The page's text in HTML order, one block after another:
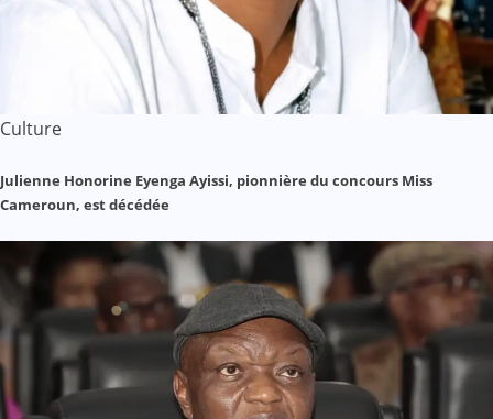
Culture
Julienne Honorine Eyenga Ayissi, pionnière du concours Miss
Cameroun, est décédée